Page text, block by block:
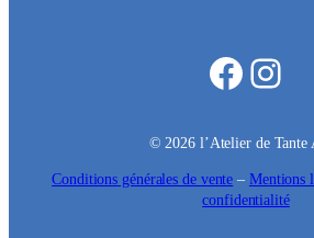
© 2026 l’Atelier de Tante
Conditions générales de vente – Mentions
confidentialité